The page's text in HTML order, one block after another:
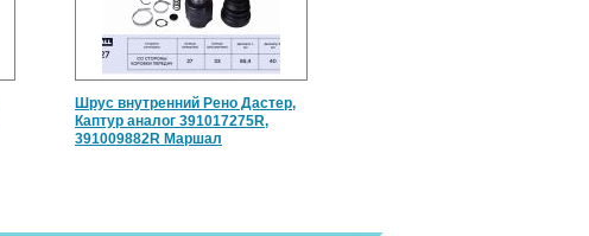
Шрус внутренний Рено Дастер,
Каптур аналог 391017275R,
391009882R Маршал